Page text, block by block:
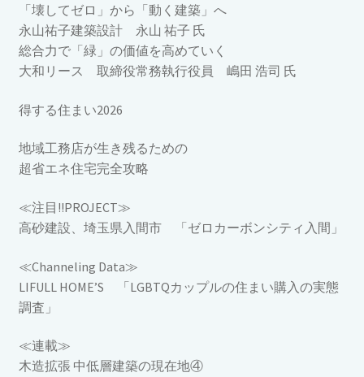
「壊してゼロ」から「動く建築」へ
永山祐子建築設計 永山 祐子 氏
総合力で「緑」の価値を高めていく
大和リース 取締役常務執行役員 嶋田 浩司 氏
得する住まい2026
地域工務店が生き残るための
超省エネ住宅完全攻略
≪注目!!PROJECT≫
高砂建設、埼玉県入間市 「ゼロカーボンシティ入間」
≪Channeling Data≫
LIFULL HOME’S 「LGBTQカップルの住まい購入の実態
調査」
≪連載≫
木造拡張 中低層建築の現在地④